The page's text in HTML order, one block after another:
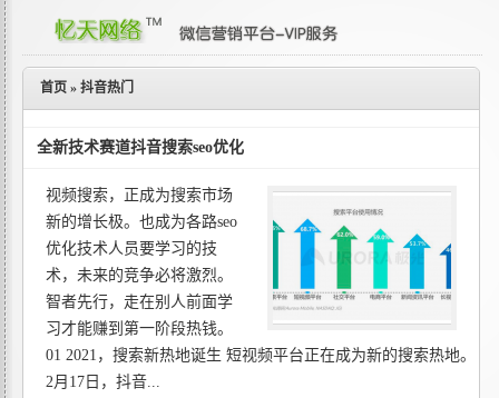
首页 » 抖音热门
全新技术赛道抖音搜索seo优化
视频搜索，正成为搜索市场
新的增长极。也成为各路seo
优化技术人员要学习的技
术，未来的竞争必将激烈。
智者先行，走在别人前面学
习才能赚到第一阶段热钱。
01 2021，搜索新热地诞生 短视频平台正在成为新的搜索热地。
2月17日，抖音...